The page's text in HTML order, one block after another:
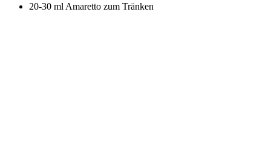
20-30 ml Amaretto zum Tränken